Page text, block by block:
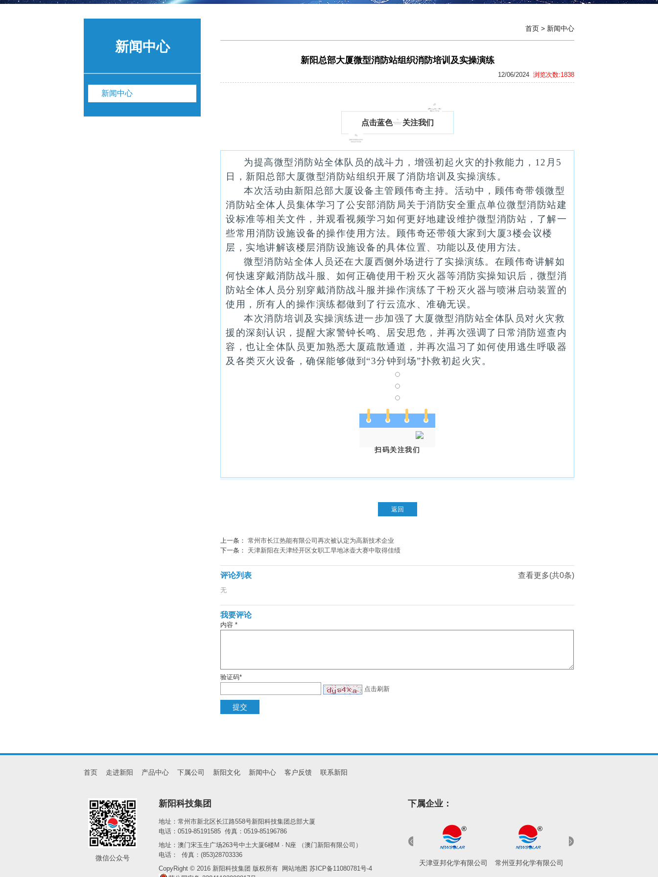
新闻中心
新闻中心
首页 > 新闻中心
新阳总部大厦微型消防站组织消防培训及实操演练
浏览次数:1838
12/06/2024
点击蓝色 关注我们
为提高微型消防站全体队员的战斗力，增强初起火灾的扑救能力，12月5
日，新阳总部大厦微型消防站组织开展了消防培训及实操演练。
本次活动由新阳总部大厦设备主管顾伟奇主持。活动中，顾伟奇带领微型
消防站全体人员集体学习了公安部消防局关于消防安全重点单位微型消防站建
设标准等相关文件，并观看视频学习如何更好地建设维护微型消防站，了解一
些常用消防设施设备的操作使用方法。顾伟奇还带领大家到大厦3楼会议楼
层，实地讲解该楼层消防设施设备的具体位置、功能以及使用方法。
微型消防站全体人员还在大厦西侧外场进行了实操演练。在顾伟奇讲解如
何快速穿戴消防战斗服、如何正确使用干粉灭火器等消防实操知识后，微型消
防站全体人员分别穿戴消防战斗服并操作演练了干粉灭火器与喷淋启动装置的
使用，所有人的操作演练都做到了行云流水、准确无误。
本次消防培训及实操演练进一步加强了大厦微型消防站全体队员对火灾救
援的深刻认识，提醒大家警钟长鸣、居安思危，并再次强调了日常消防巡查内
容，也让全体队员更加熟悉大厦疏散通道，并再次温习了如何使用逃生呼吸器
及各类灭火设备，确保能够做到“3分钟到场”扑救初起火灾。
扫码关注我们
上一条： 常州市长江热能有限公司再次被认定为高新技术企业
下一条： 天津新阳在天津经开区女职工旱地冰壶大赛中取得佳绩
查看更多(共0条)
评论列表
无
我要评论
内容 *
验证码*
点击刷新
首页 走进新阳 产品中心 下属公司 新阳文化 新闻中心 客户反馈 联系新阳
微信公众号
新阳科技集团
地址：常州市新北区长江路558号新阳科技集团总部大厦
电话：0519-85191585 传真：0519-85196786
地址：澳门宋玉生广场263号中土大厦6楼M · N座 （澳门新阳有限公司）
电话： 传真：(853)28703336
CopyRight © 2016 新阳科技集团 版权所有
网站地图 苏ICP备11080781号-4
下属企业：
天津亚邦化学有限公司 常州亚邦化学有限公司